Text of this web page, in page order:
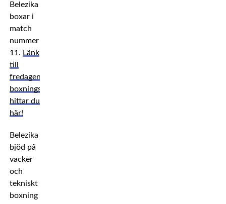
Belezika
boxar i
match
nummer
11. Länk
till
fredagens
boxningsstream
hittar du
här!
Belezika
bjöd på
vacker
och
tekniskt
boxning